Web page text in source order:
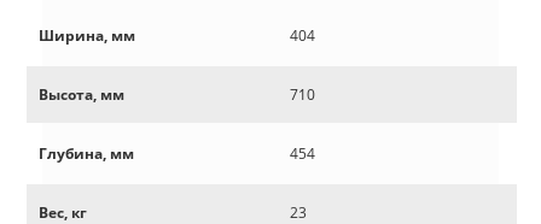
Ширина, мм 404
Высота, мм 710
Глубина, мм 454
Вес, кг 23